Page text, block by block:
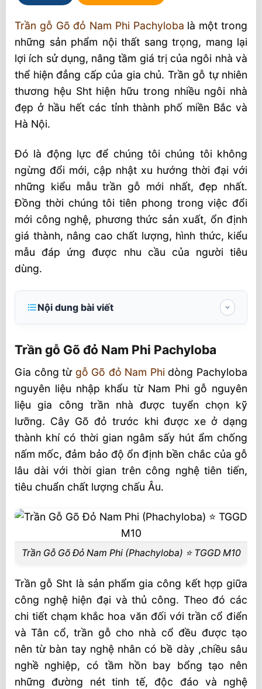
Trần gỗ Gõ đỏ Nam Phi Pachyloba là một trong
những sản phẩm nội thất sang trọng, mang lại
lợi ích sử dụng, nâng tầm giá trị của ngôi nhà và
thể hiện đẳng cấp của gia chủ. Trần gỗ tự nhiên
thương hệu Sht hiện hữu trong nhiều ngôi nhà
đẹp ở hầu hết các tỉnh thành phố miền Bắc và
Hà Nội.
Đó là động lực để chúng tôi chúng tôi không
ngừng đổi mới, cập nhật xu hướng thời đại với
những kiểu mẫu trần gỗ mới nhất, đẹp nhất.
Đồng thời chúng tôi tiên phong trong việc đổi
mới công nghệ, phương thức sản xuất, ổn định
giá thành, nâng cao chất lượng, hình thức, kiểu
mẫu đáp ứng được nhu cầu của người tiêu
dùng.
Nội dung bài viết
Điểm nổi trội của trần Gõ đỏ Pachyloba
Về chất lượng
Về hình thức
Một số mẫu trần Gõ đỏ Nam Phi Pachyloba
mới nhất của SHT
Trần gỗ Gõ đỏ Cổ điển
Trần gỗ Gõ đỏ Tân cổ điển
Trần gỗ Gõ đỏ hiện đại
Trần Gõ đỏ kiến trúc đương đại
Tại sao nên chọn trần Gõ đỏ Pachyloba ?
Trần gỗ Gõ đỏ Nam Phi Pachyloba
Gia công từ gỗ Gõ đỏ Nam Phi dòng Pachyloba
nguyên liệu nhập khẩu từ Nam Phi gỗ nguyên
liệu gia công trần nhà được tuyển chọn kỹ
lưỡng. Cây Gõ đỏ trước khi được xe ở dạng
thành khí có thời gian ngâm sấy hút ẩm chống
nấm mốc, đảm bảo độ ổn định bền chắc của gỗ
lâu dài với thời gian trên công nghệ tiên tiến,
tiêu chuẩn chất lượng chấu Âu.
Trần Gỗ Gõ Đỏ Nam Phi (Phachyloba) ⭐️ TGGD M10
Trần gỗ Sht là sản phẩm gia công kết hợp giữa
công nghệ hiện đại và thủ công. Theo đó các
chi tiết chạm khắc hoa văn đối với trần cổ điển
và Tân cổ, trần gỗ cho nhà cổ đều được tạo
nên từ bàn tay nghệ nhân có bề dày ,chiều sâu
nghề nghiệp, có tầm hồn bay bổng tạo nên
những đường nét tinh tế, độc đáo và nghệ